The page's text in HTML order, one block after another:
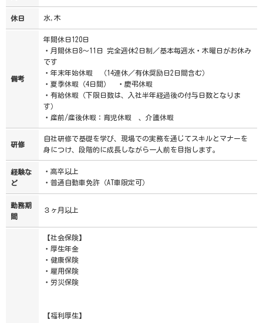
休日 水,木
備考
年間休日120日
・月間休日8～11日 完全週休2日制／基本毎週水・木曜日がお休み
です
・年末年始休暇 （14連休／有休奨励日2日間含む）
・夏季休暇（4日間） ・慶弔休暇
・有給休暇（下限日数は、入社半年経過後の付与日数となりま
す）
・産前/産後休暇：育児休暇 、介護休暇
研修
自社研修で基礎を学び、現場での実務を通じてスキルとマナーを
身につけ、段階的に成長しながら一人前を目指します。
経験な
ど
・高卒以上
・普通自動車免許（AT車限定可）
勤務期
間
３ヶ月以上
【社会保険】
・厚生年金
・健康保険
・雇用保険
・労災保険
【福利厚生】